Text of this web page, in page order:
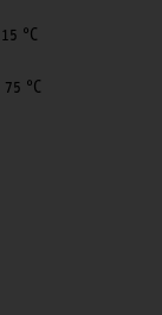
15 °C
75 °C